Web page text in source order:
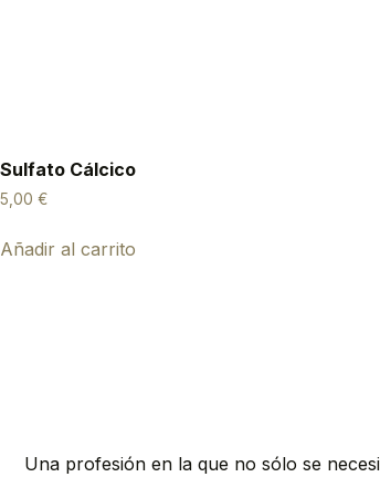
Sulfato Cálcico
5,00 €
Añadir al carrito
Una profesión en la que no sólo se